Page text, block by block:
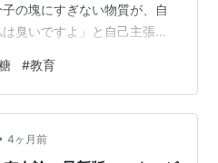
の塊にすぎない物質が、自
臭いですよ」と自己主張す
い。実は、世界に「味」や
いるのは、我々の脳内に住
護なプロデューサー」なの
にすぎない。 例えば、目の
#教育
4ヶ月前